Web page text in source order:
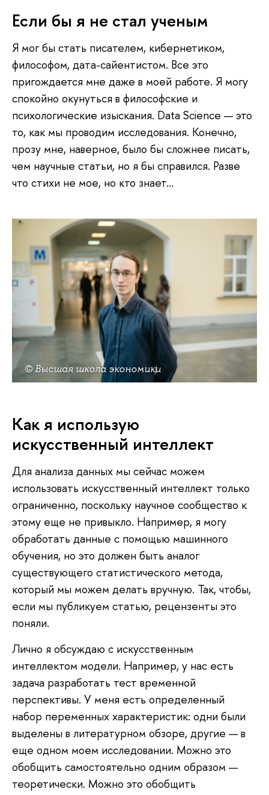
Если бы я не стал ученым
Я мог бы стать писателем, кибернетиком,
философом, дата-сайентистом. Все это
пригождается мне даже в моей работе. Я могу
спокойно окунуться в философские и
психологические изыскания. Data Science — это
то, как мы проводим исследования. Конечно,
прозу мне, наверное, было бы сложнее писать,
чем научные статьи, но я бы справился. Разве
что стихи не мое, но кто знает...
© Высшая школа экономики
Как я использую
искусственный интеллект
Для анализа данных мы сейчас можем
использовать искусственный интеллект только
ограниченно, поскольку научное сообщество к
этому еще не привыкло. Например, я могу
обработать данные с помощью машинного
обучения, но это должен быть аналог
существующего статистического метода,
который мы можем делать вручную. Так, чтобы,
если мы публикуем статью, рецензенты это
поняли.
Лично я обсуждаю с искусственным
интеллектом модели. Например, у нас есть
задача разработать тест временной
перспективы. У меня есть определенный
набор переменных характеристик: одни были
выделены в литературном обзоре, другие — в
еще одном моем исследовании. Можно это
обобщить самостоятельно одним образом —
теоретически. Можно это обобщить